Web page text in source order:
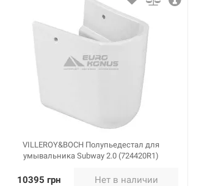
VILLEROY&BOCH Полупьедестал для
умывальника Subway 2.0 (724420R1)
10395 грн Нет в наличии